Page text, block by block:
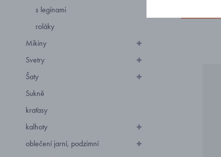
s legínami
roláky
Mikiny
Svetry
Šaty
Sukně
kraťasy
kalhoty
oblečení jarní, podzimní